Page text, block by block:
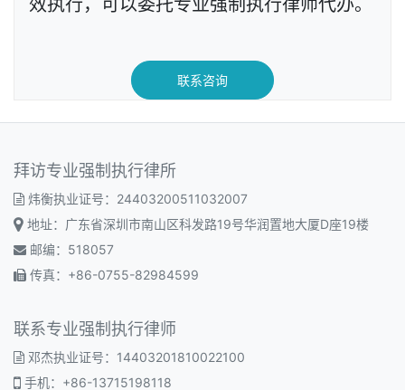
联系咨询
拜访专业强制执行律所
炜衡执业证号：24403200511032007
地址：广东省深圳市南山区科发路19号华润置地大厦D座19楼
邮编：518057
传真：+86-0755-82984599
联系专业强制执行律师
邓杰执业证号：14403201810022100
手机：+86-13715198118